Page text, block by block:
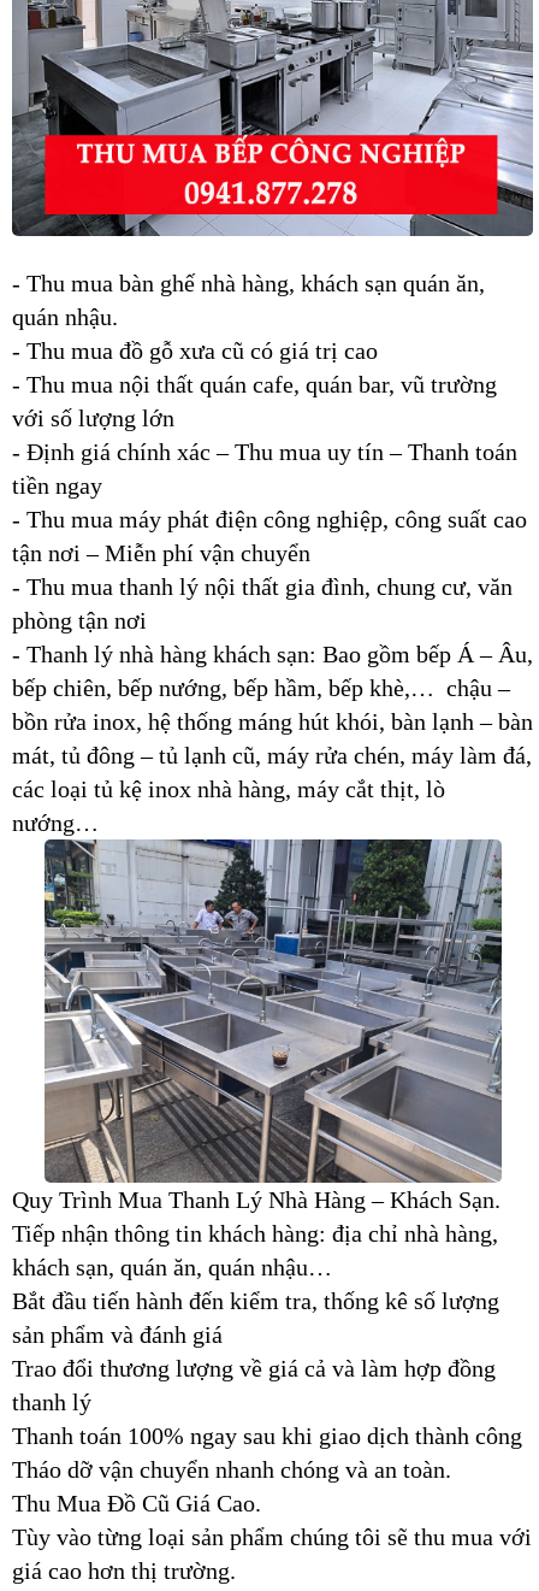
- Thu mua bàn ghế nhà hàng, khách sạn quán ăn,
quán nhậu.
- Thu mua đồ gỗ xưa cũ có giá trị cao
- Thu mua nội thất quán cafe, quán bar, vũ trường
với số lượng lớn
- Định giá chính xác – Thu mua uy tín – Thanh toán
tiền ngay
- Thu mua máy phát điện công nghiệp, công suất cao
tận nơi – Miễn phí vận chuyển
- Thu mua thanh lý nội thất gia đình, chung cư, văn
phòng tận nơi
- Thanh lý nhà hàng khách sạn: Bao gồm bếp Á – Âu,
bếp chiên, bếp nướng, bếp hầm, bếp khè,… chậu –
bồn rửa inox, hệ thống máng hút khói, bàn lạnh – bàn
mát, tủ đông – tủ lạnh cũ, máy rửa chén, máy làm đá,
các loại tủ kệ inox nhà hàng, máy cắt thịt, lò
nướng…
Quy Trình Mua Thanh Lý Nhà Hàng – Khách Sạn.
Tiếp nhận thông tin khách hàng: địa chỉ nhà hàng,
khách sạn, quán ăn, quán nhậu…
Bắt đầu tiến hành đến kiểm tra, thống kê số lượng
sản phẩm và đánh giá
Trao đổi thương lượng về giá cả và làm hợp đồng
thanh lý
Thanh toán 100% ngay sau khi giao dịch thành công
Tháo dỡ vận chuyển nhanh chóng và an toàn.
Thu Mua Đồ Cũ Giá Cao.
Tùy vào từng loại sản phẩm chúng tôi sẽ thu mua với
giá cao hơn thị trường.